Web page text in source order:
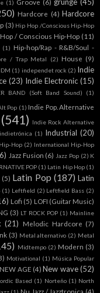
(1) Groove (6)
Hardcore (4) Hardcore
(3) Hip Hop /Conscious Hip-Hop
/ Conscious Hip-Hop (11)
(1) Hip-hop/Rap - R&B/Soul -
/ Trap Metal (2) House (9)
IDM (1) independet rock (2) Indie
(23) Indie Electronic (15)
BAND (Soft Band Sound) (1)
Pop (1) Indie Pop. Alternative
(541) Indie Rock Alternative
indietrónica (1) Industrial (20)
Hop (2) International Hip-Hop
Jazz Fusion (6) Jazz Pop (2) K
POP (1) Latin Hip Hop (1)
(5) Latin Pop (187) Latin
(1) Leftfield (2) Leftfield Bass (2)
Lofi (5) LOFI (Guitar Music)
(3) LT ROCK POP (1) Mainline
(21) Melodic Hardcore (7)
(3) Metal alternativo (2) Metal
Midtempo (2) Modern (3)
Motivational (1) Música Popular
NEW AGE (4) New wave (52)
Based (1) Norteño (1) North
Nu Jazz / Jazztronica (4)